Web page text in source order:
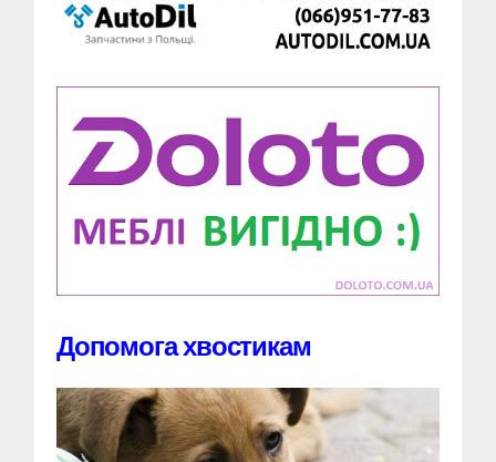
Допомога хвостикам